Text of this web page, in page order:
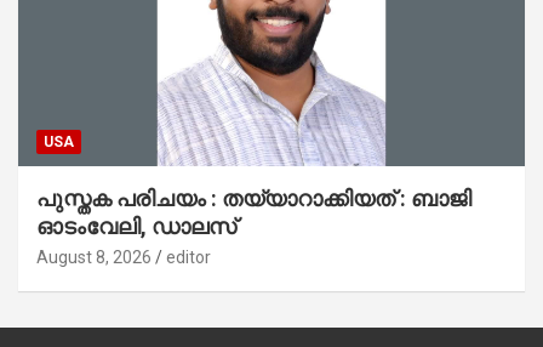
USA
പുസ്തക പരിചയം : തയ്യാറാക്കിയത് : ബാജി
ഓടംവേലി, ഡാലസ്
August 8, 2026 editor